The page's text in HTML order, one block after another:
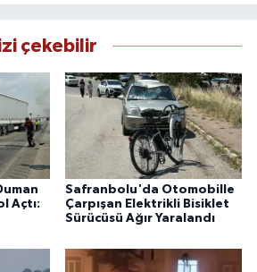
çekebilir
Açtı:
Safranbolu'da Otomobille
Çarpışan Elektrikli Bisiklet
Sürücüsü Ağır Yaralandı